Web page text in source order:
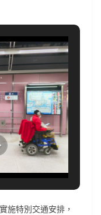
施特別交通安排，